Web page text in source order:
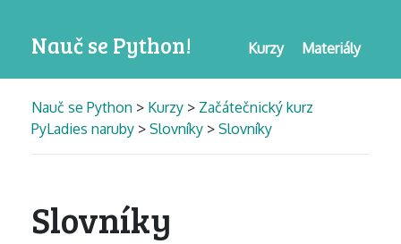
Nauč se Python! Materiály
Kurzy
Nauč se Python > Kurzy > Začátečnický kurz
PyLadies naruby > Slovníky > Slovníky
Slovníky